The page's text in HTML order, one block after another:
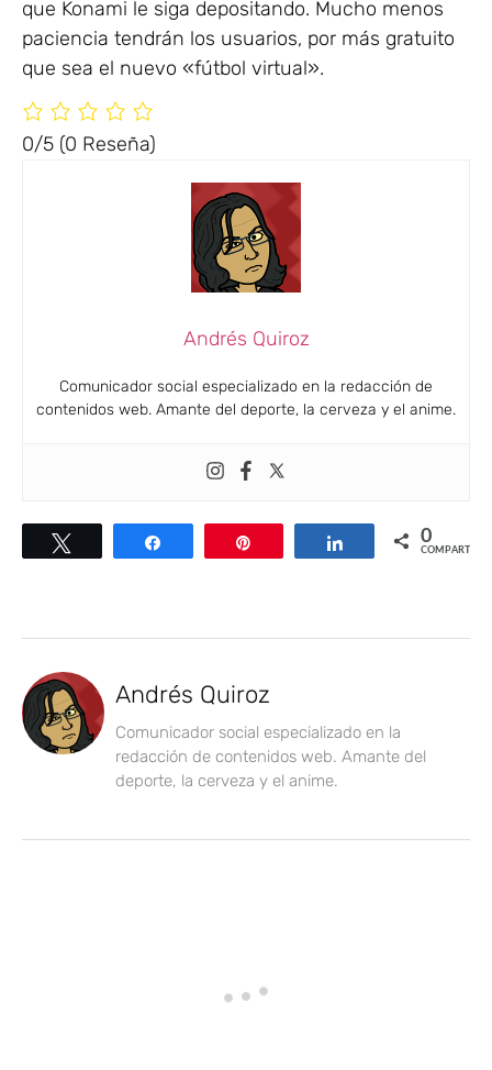
que Konami le siga depositando. Mucho menos
paciencia tendrán los usuarios, por más gratuito
que sea el nuevo «fútbol virtual».
0/5 (0 Reseña)
Andrés Quiroz
Comunicador social especializado en la redacción de
contenidos web. Amante del deporte, la cerveza y el anime.
Compartir Compartir0
COMPARTIR
Andrés Quiroz
Comunicador social especializado en la
redacción de contenidos web. Amante del
deporte, la cerveza y el anime.